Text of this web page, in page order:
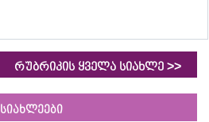
რუბრიკის ყველა სიახლე >>
სიახლეები